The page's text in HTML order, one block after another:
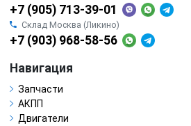
+7 (905) 713-39-01
Склад Москва (Ликино)
+7 (903) 968-58-56
Навигация
Запчасти
АКПП
Двигатели